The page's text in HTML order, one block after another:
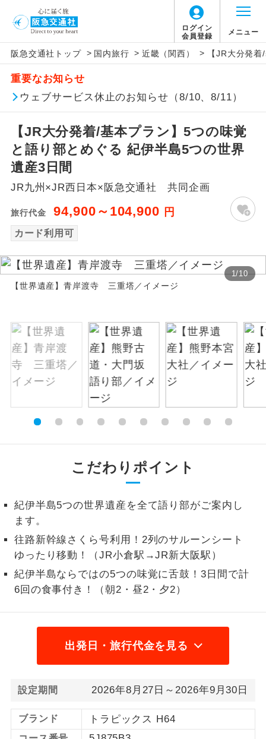
ログイン
会員登録
メニュー
阪急交通社トップ > 国内旅行 > 近畿（関西） > 【JR大分発
重要なお知らせ
ウェブサービス休止のお知らせ（8/10、8/11）
【JR大分発着/基本プラン】5つの味覚
と語り部とめぐる 紀伊半島5つの世界
遺産3日間
JR九州×JR西日本×阪急交通社 共同企画
旅行代金 94,900～104,900 円
カード利用可
1/10
【世界遺産】青岸渡寺 三重塔／イメージ
こだわりポイント
紀伊半島5つの世界遺産を全て語り部がご案内し
ます。
往路新幹線さくら号利用！2列のサルーンシート
ゆったり移動！（JR小倉駅→JR新大阪駅）
紀伊半島ならではの5つの味覚に舌鼓！3日間で計
6回の食事付き！（朝2・昼2・夕2）
出発日・旅行代金を見る
設定期間 2026年8月27日～2026年9月30日
ブランド トラピックス H64
アイコン 説明
添乗員同行
往路出発空港（駅）から復路到着空港
（駅）まで同行します。
現地添乗員同
行
現地到着空港（駅）から最終日出発空港
（駅）まで添乗員が同行します。
バスガイド乗
務
があります。
新コース 初登場のコースです。
然遺産を訪ねるコースです。
絶景 絶景スポットに立ち寄るコースです。
温泉 温泉地にも宿泊するコースです。
露天風呂
ご宿泊ホテルに露天風呂が付いていま
す。
ご宿泊ホテルに大浴場が付いています。
全てのお食事が付いていますので、お食
く）
お部屋にてゆっくりとお召し上がりいた
だけます。
トラベルイヤ
ホン
周りの音を気にせず、ガイドさんの説明
1名様催行
1名様から出発可能な個人型プランで
2名様催行
2名様から出発可能な個人型プランで
おひとり様参
おひとり様限定でご参加いただけるコー
スです。
コースです。
ご夫婦限定
ご夫婦限定でご参加いただけるコースで
す。